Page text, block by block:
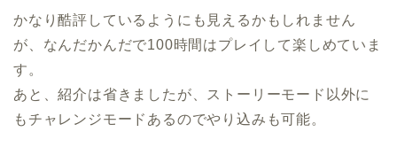
かなり酷評しているようにも見えるかもしれません
が、なんだかんだで100時間はプレイして楽しめていま
す。
あと、紹介は省きましたが、ストーリーモード以外に
もチャレンジモードあるのでやり込みも可能。